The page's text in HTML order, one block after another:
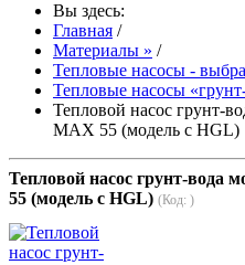
Вы здесь:
Главная /
Материалы » /
Тепловые насосы -
Тепловые насосы
Тепловой насос грунт-
MAX 55 (модель с HGL)
Тепловой насос грунт-вода
55 (модель с HGL) (Код: )